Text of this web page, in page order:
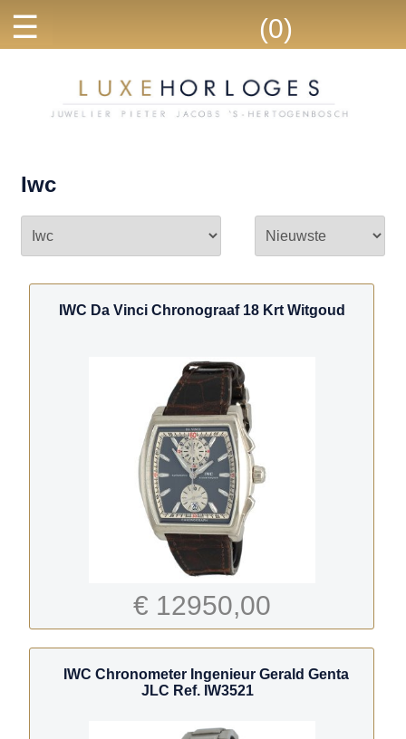
☰ (0)
Iwc
IWC Da Vinci Chronograaf 18 Krt Witgoud
€ 12950,00
IWC Chronometer Ingenieur Gerald Genta
JLC Ref. IW3521